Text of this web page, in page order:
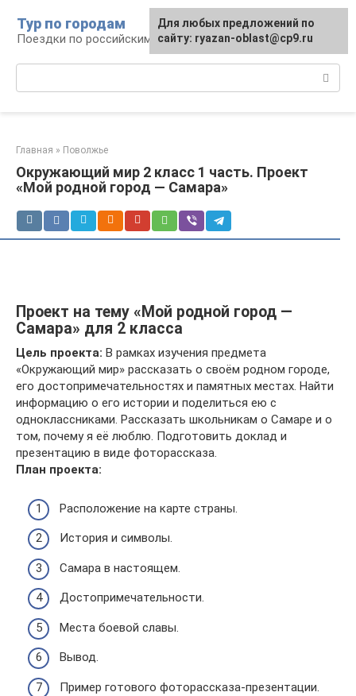
контенту
Тур по городам
Поездки по российским городам
Главная » Поволжье
Окружающий мир 2 класс 1 часть. Проект
«Мой родной город — Самара»
Проект на тему «Мой родной город —
Самара» для 2 класса
Цель проекта: В рамках изучения предмета
«Окружающий мир» рассказать о своём родном городе,
его достопримечательностях и памятных местах. Найти
информацию о его истории и поделиться ею с
одноклассниками. Рассказать школьникам о Самаре и о
том, почему я её люблю. Подготовить доклад и
презентацию в виде фоторассказа.
План проекта:
Расположение на карте страны.
История и символы.
Самара в настоящем.
Достопримечательности.
Места боевой славы.
Вывод.
Пример готового фоторассказа-презентации.
Для любых предложений по
сайту: ryazan-oblast@cp9.ru